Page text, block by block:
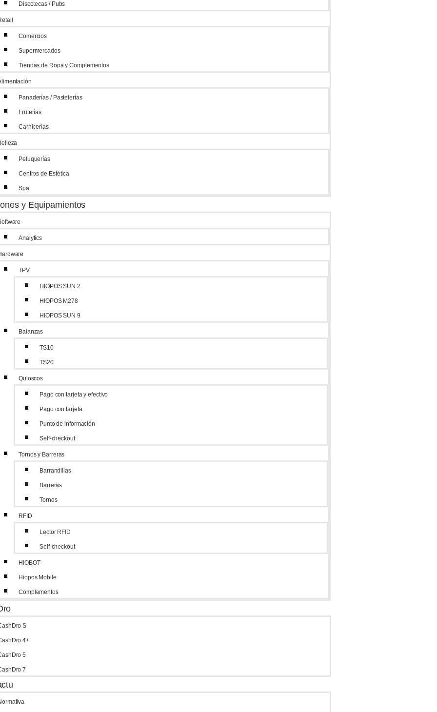
Discotecas / Pubs
Comercios
Supermercados
Tiendas de Ropa y Complementos
Panaderías / Pastelerías
Fruterías
Carnicerías
Peluquerías
Centros de Estética
Spa
y Equipamientos
Analytics
TPV
HIOPOS SUN 2
HIOPOS M278
HIOPOS SUN 9
Balanzas
TS10
TS20
Quioscos
Pago con tarjeta y efectivo
Pago con tarjeta
Punto de información
Self-checkout
Tornos y Barreras
Barrandillas
Barreras
Tornos
RFID
Lector RFID
Self-checkout
HIOBOT
Hiopos Mobile
Complementos
S
4+
5
7